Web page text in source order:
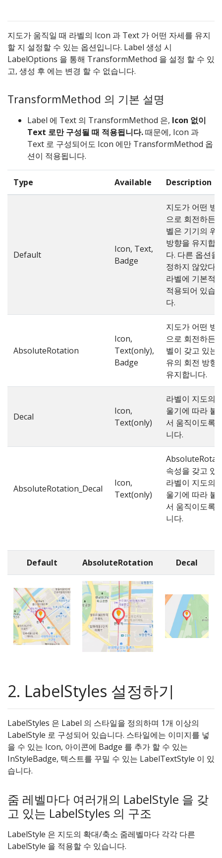
지도가 움직일 때 라벨의 Icon 과 Text 가 어떤 자세를 유지
할 지 설정할 수 있는 옵션입니다. Label 생성 시
LabelOptions 을 통해 TransformMethod 을 설정 할 수 있
고, 생성 후 에는 변경 할 수 없습니다.
TransformMethod 의 기본 설명
Label 에 Text 의 TransformMethod 은, Icon 없이
Text 로만 구성될 때 적용됩니다.때문에, Icon 과
Text 로 구성되어도 Icon 에만 TransformMethod 옵
션이 적용됩니다.
Type Available Description
Default
Icon, Text,
Badge
지도가 어떤 방
으로 회전하든
벨은 기기의 위
방향을 유지합
다. 다른 옵션을
정하지 않았다
라벨에 기본적
적용되어 있습
다.
AbsoluteRotation
Icon,
Text(only),
Badge
지도가 어떤 방
으로 회전하든
벨이 갖고 있는
유의 회전 방향
유지합니다.
Decal
Icon,
Text(only)
라벨이 지도의
울기에 따라 붙
서 움직이도록
니다.
AbsoluteRotation_Decal
Icon,
Text(only)
속성을 갖고 있
라벨이 지도의
울기에 따라 붙
서 움직이도록
니다.
Default AbsoluteRotation Decal
2. LabelStyles 설정하기
LabelStyles 은 Label 의 스타일을 정의하며 1개 이상의
LabelStyle 로 구성되어 있습니다. 스타일에는 이미지를 넣
을 수 있는 Icon, 아이콘에 Badge 를 추가 할 수 있는
InStyleBadge, 텍스트를 꾸밀 수 있는 LabelTextStyle 이 있
습니다.
줌 레벨마다 여러개의 LabelStyle 을 갖
고 있는 LabelStyles 의 구조
LabelStyle 은 지도의 확대/축소 줌레벨마다 각각 다른
LabelStyle 을 적용할 수 있습니다.